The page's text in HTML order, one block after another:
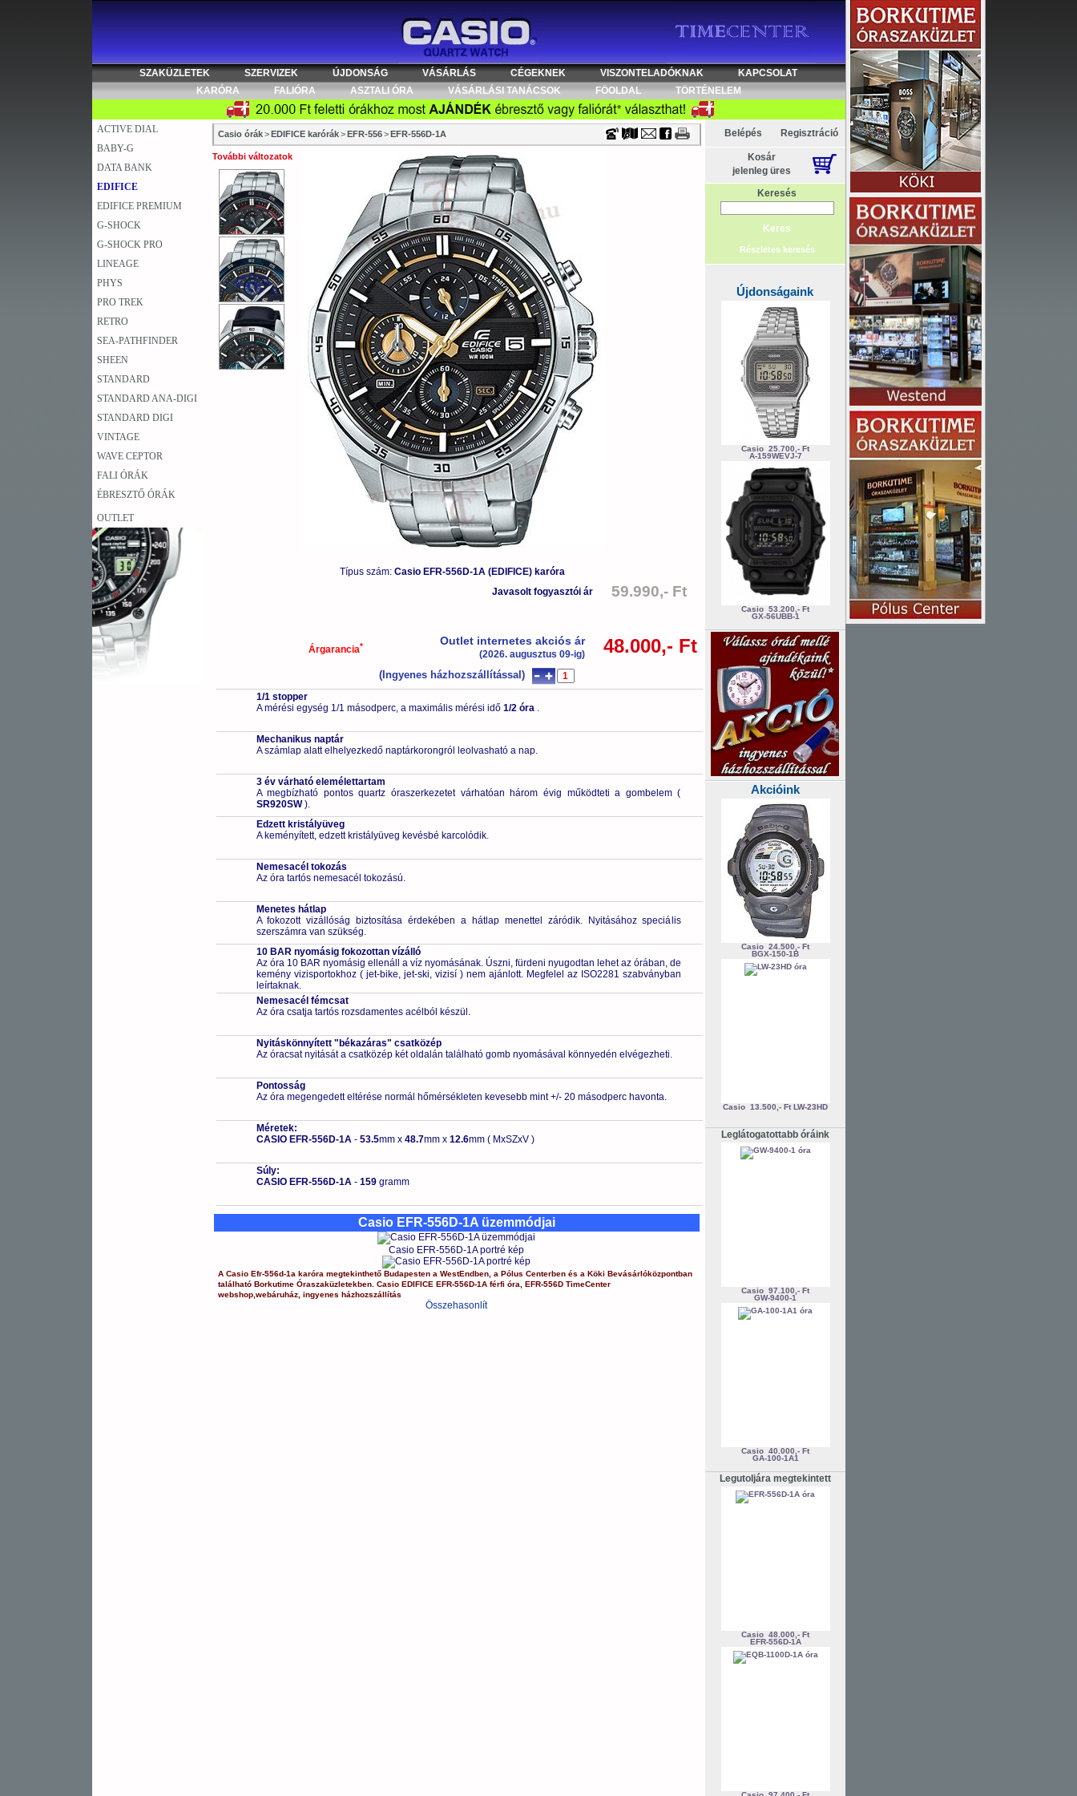
Timecenter
SZAKÜZLETEK SZERVIZEK ÚJDONSÁG VÁSÁRLÁS CÉGEKNEK VISZONTELADÓKNAK
KAPCSOLAT
KARÓRA
FALIÓRA ASZTALI ÓRA VÁSÁRLÁSI TANÁCSOK FÖOLDAL TÖRTÉNELEM
ACTIVE DIAL
BABY-G
DATA BANK
EDIFICE
EDIFICE PREMIUM
G-SHOCK
G-SHOCK PRO
LINEAGE
PHYS
PRO TREK
RETRO
SEA-PATHFINDER
SHEEN
STANDARD
STANDARD ANA-DIGI
STANDARD DIGI
VINTAGE
WAVE CEPTOR
FALI ÓRÁK
ÉBRESZTŐ ÓRÁK
OUTLET
Casio órák > EDIFICE karórák > EFR-556 > EFR-556D-1A
További változatok
Típus szám: Casio EFR-556D-1A (EDIFICE) karóra
Javasolt fogyasztói ár
59.990,- Ft
Árgarancia* Outlet internetes akciós ár
(2026. augusztus 09-ig) 48.000,- Ft
(Ingyenes házhozszállítással)
1/1 stopper
A mérési egység 1/1 másodperc, a maximális mérési idő 1/2 óra .
Mechanikus naptár
A számlap alatt elhelyezkedő naptárkorongról leolvasható a nap.
3 év várható elemélettartam
A megbízható pontos quartz óraszerkezetet várhatóan három évig működteti a gombelem (
SR920SW).
Edzett kristályüveg
A keményített, edzett kristályüveg kevésbé karcolódik.
Nemesacél tokozás
Az óra tartós nemesacél tokozású.
Menetes hátlap
A fokozott vizállóság biztosítása érdekében a hátlap menettel záródik. Nyitásához speciális
szerszámra van szükség.
10 BAR nyomásig fokozottan vízálló
Az óra 10 BAR nyomásig ellenáll a víz nyomásának. Úszni, fürdeni nyugodtan lehet az órában, de
kemény vizisportokhoz ( jet-bike, jet-ski, vizisí ) nem ajánlott. Megfelel az ISO2281 szabványban
leírtaknak.
Nemesacél fémcsat
Az óra csatja tartós rozsdamentes acélból készül.
Nyitáskönnyített "békazáras" csatközép
Az óracsat nyitását a csatközép két oldalán található gomb nyomásával könnyedén elvégezheti.
Pontosság
Az óra megengedett eltérése normál hőmérsékleten kevesebb mint +/- 20 másodperc havonta.
Méretek:
CASIO EFR-556D-1A- 53.5mm x 48.7mm x 12.6mm ( MxSZxV )
Súly:
CASIO EFR-556D-1A- 159 gramm
Casio EFR-556D-1A üzemmódjai
Casio EFR-556D-1A portré kép
A Casio Efr-556d-1a karóra megtekinthető Budapesten a WestEndben, a Pólus Centerbenés a Köki Bevásárlóközpontban
található Borkutime Óraszaküzletekben. Casio EDIFICE EFR-556D-1A férfi óra EFR-556D TimeCenter
webshop, webáruház, ingyenes házhozszállítás
Összehasonlít
Belépés Regisztráció
Kosár
jelenleg üres
Keresés
Részletes keresés
Újdonságaink
Casio 25.700,- Ft
A-159WEVJ-7
Casio 53.200,- Ft
GX-56UBB-1
Akcióink
Casio 24.500,- Ft
BGX-150-1B
Casio 13.500,- Ft LW-23HD
Leglátogatottabb óráink
Casio 97.100,- Ft
GW-9400-1
Casio 40.000,- Ft
GA-100-1A1
Legutoljára megtekintett
Casio 48.000,- Ft
EFR-556D-1A